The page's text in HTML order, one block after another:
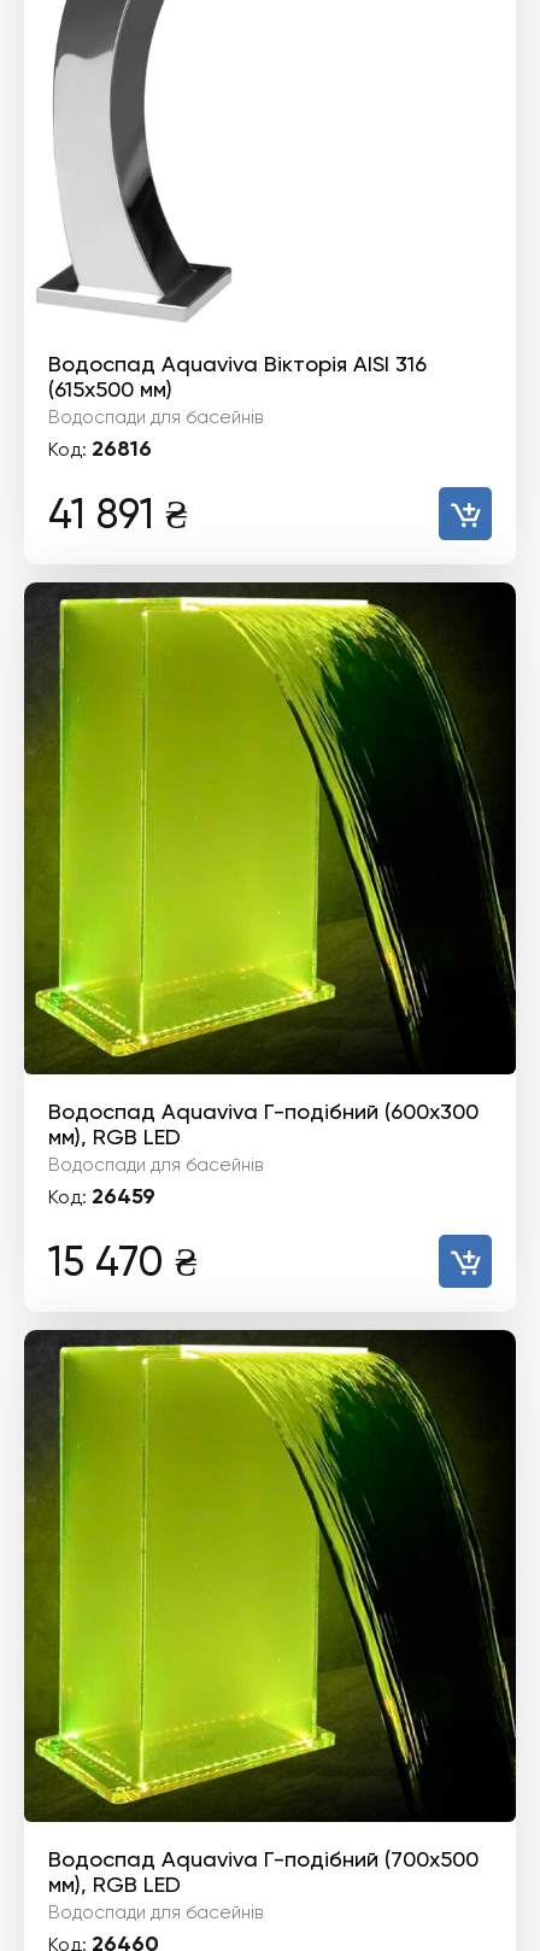
Водоспад Aquaviva Вікторія AISI 316
(615х500 мм)
Водоспади для басейнів
Код: 26816
41 891 ₴
Водоспад Aquaviva Г-подібний (600х300
мм), RGB LED
Водоспади для басейнів
Код: 26459
15 470 ₴
Водоспад Aquaviva Г-подібний (700х500
мм), RGB LED
Водоспади для басейнів
Код: 26460